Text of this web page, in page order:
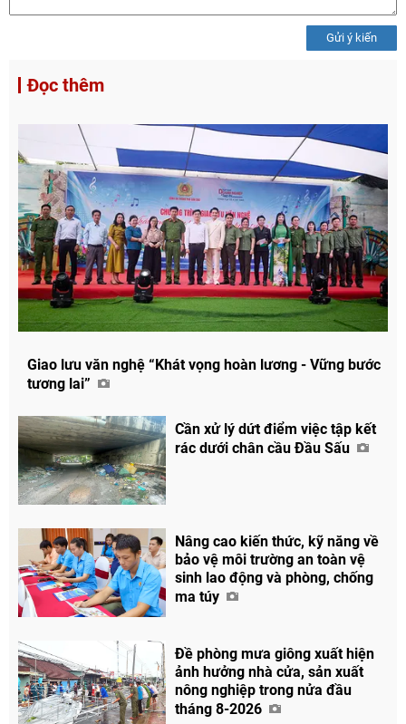
Chia sẻ
Facebook
Gửi ý kiến
Đọc thêm
Giao lưu văn nghệ “Khát vọng hoàn lương - Vững bước
tương lai”
Cần xử lý dứt điểm việc tập kết
rác dưới chân cầu Đầu Sấu
Nâng cao kiến thức, kỹ năng về
bảo vệ môi trường an toàn vệ
sinh lao động và phòng, chống
ma túy
Đề phòng mưa giông xuất hiện
ảnh hưởng nhà cửa, sản xuất
nông nghiệp trong nửa đầu
tháng 8-2026